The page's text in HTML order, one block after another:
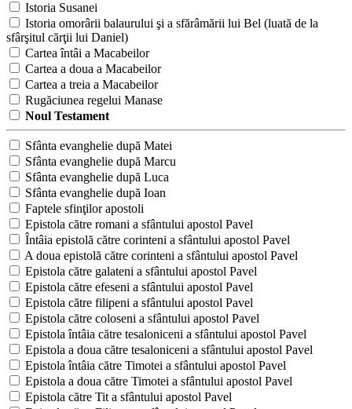
Istoria Susanei
Istoria omorârii balaurului şi a sfărâmării lui Bel (luată de la
sfârşitul cărţii lui Daniel)
Cartea întâi a Macabeilor
Cartea a doua a Macabeilor
Cartea a treia a Macabeilor
Rugăciunea regelui Manase
Noul Testament
Sfânta evanghelie după Matei
Sfânta evanghelie după Marcu
Sfânta evanghelie după Luca
Sfânta evanghelie după Ioan
Faptele sfinţilor apostoli
Epistola către romani a sfântului apostol Pavel
Întâia epistolă către corinteni a sfântului apostol Pavel
A doua epistolă către corinteni a sfântului apostol Pavel
Epistola către galateni a sfântului apostol Pavel
Epistola către efeseni a sfântului apostol Pavel
Epistola către filipeni a sfântului apostol Pavel
Epistola către coloseni a sfântului apostol Pavel
Epistola întâia către tesaloniceni a sfântului apostol Pavel
Epistola a doua către tesaloniceni a sfântului apostol Pavel
Epistola întâia către Timotei a sfântului apostol Pavel
Epistola a doua către Timotei a sfântului apostol Pavel
Epistola către Tit a sfântului apostol Pavel